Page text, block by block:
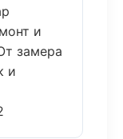
и
замера
и